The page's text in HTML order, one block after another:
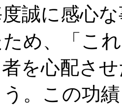
誠に感心
め、「 こ
を心配さ
。この功